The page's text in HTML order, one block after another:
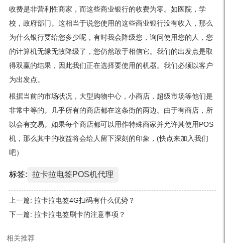
收费是非营利性商家，而这些商业银行的收费为零。如医院，学
校，政府部门。这相当于说您使用的这些商业银行没有收入，那么
为什么银行要给您多少呢，有时我会降级您，询问使用您的人，您
的计算机无缘无故降级了，您仍然敢于相信它。我们的出发点是取
得双赢的结果，因此我们正在选择要使用的机器。我们必须以客户
为出发点。
根据当前的市场状况，大型购物中心，小商店，超级市场等他们是
非常中等的。几乎所有的商店都在这条街的两边。由于有商店，所
以会有交易。如果每个商店都可以用作特殊商家并允许其使用POS
机，那么其中的收益将会给人留下深刻的印象，(快点来加入我们
吧）
标签: 拉卡拉电签POS机代理
上一篇: 拉卡拉电签4G扫码有什么优势？
下一篇: 拉卡拉电签刷卡的注意事项？
相关推荐